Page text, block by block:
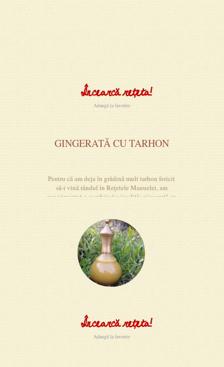
Încearcă rețeta!
Adaugă la favorite
GINGERATĂ CU TARHON
Pentru că am deja în grădină mult tarhon fericit
să-i vină rândul în Rețetele Manuelei, am
experimentat o combinație inedită: gingerată cu
tarhon.
Încearcă rețeta!
Adaugă la favorite